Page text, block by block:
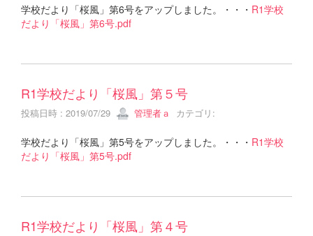
学校だより「桜風」第6号をアップしました。・・・ R1学校
だより「桜風」第6号.pdf
R1学校だより「桜風」第５号
投稿日時 : 2019/07/29 管理者ａ カテゴリ:
学校だより「桜風」第5号をアップしました。・・・ R1学校
だより「桜風」第5号.pdf
R1学校だより「桜風」第４号